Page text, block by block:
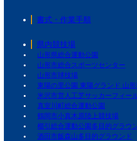
書式・作業手順
県内競技場
山形県総合運動公園
山形市総合スポーツセンター
山形市球技場
東陽の里公園 東陽グランド 山
米沢市営人工芝サッカーフィー
真室川町総合運動公園
鶴岡市小真木原陸上競技場
櫛引総合運動公園多目的グラウ
酒田市飯森山多目的グラウンド